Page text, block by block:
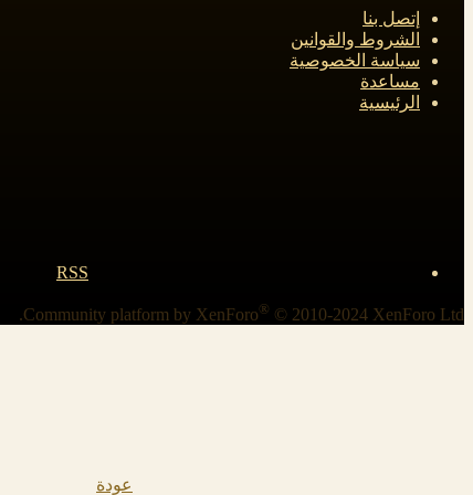
إتصل بنا
الشروط والقوانين
سياسة الخصوصية
مساعدة
الرئيسية
RSS
Community platform by XenForo® © 2010-2024 XenForo Ltd.
عودة